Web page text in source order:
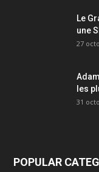
Le
une
27
les
31
POPULAR